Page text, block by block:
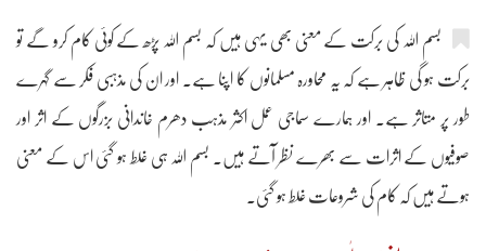
بسم اللہ کی برکت کے معنی بھی یہی ہیں کہ بسم اللہ پڑھ کے کوئی کام کرو گے تو
برکت ہو گی ظاہر ہے کہ یہ محاورہ مسلمانوں کا اپنا ہے۔ اور ان کی مذہبی فکر سے گہرے
طور پر متاثر ہے۔ اور ہمارے سماجی عمل اکثر مذہب دھرم خاندانی بزرگوں کے اثر اور
صوفیوں کے اثرات سے بھرے نظر آتے ہیں۔ بسم اللہ ہی غلط ہو گئی اس کے معنی
ہوتے ہیں کہ کام کی شروعات غلط ہو گئی۔